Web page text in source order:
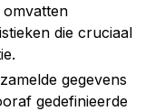
die cruciaal
gegevens
gedefinieerde